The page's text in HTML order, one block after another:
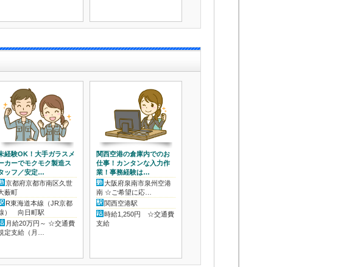
経験OK！大手ガラスメ
カーでモクモク製造ス
ッフ／安定…
京都府京都市南区久世
薮町
R東海道本線（JR京都
） 向日町駅
月給20万円～ ☆交通費
定支給（月…
関西空港の倉庫内でのお
仕事！カンタンな入力作
業！事務経験は…
大阪府泉南市泉州空港
南 ☆ご希望に応…
関西空港駅
時給1,250円 ☆交通費
支給